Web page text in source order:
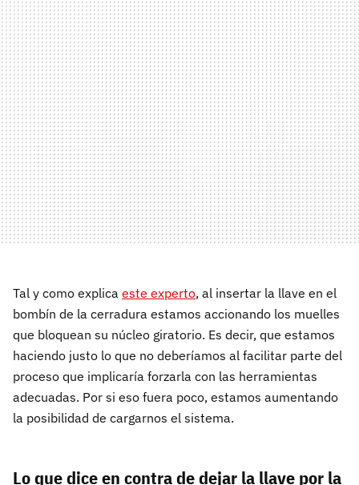
Tal y como explica este experto, al insertar la llave en el
bombín de la cerradura estamos accionando los muelles
que bloquean su núcleo giratorio. Es decir, que estamos
haciendo justo lo que no deberíamos al facilitar parte del
proceso que implicaría forzarla con las herramientas
adecuadas. Por si eso fuera poco, estamos aumentando
la posibilidad de cargarnos el sistema.
Lo que dice en contra de dejar la llave por la